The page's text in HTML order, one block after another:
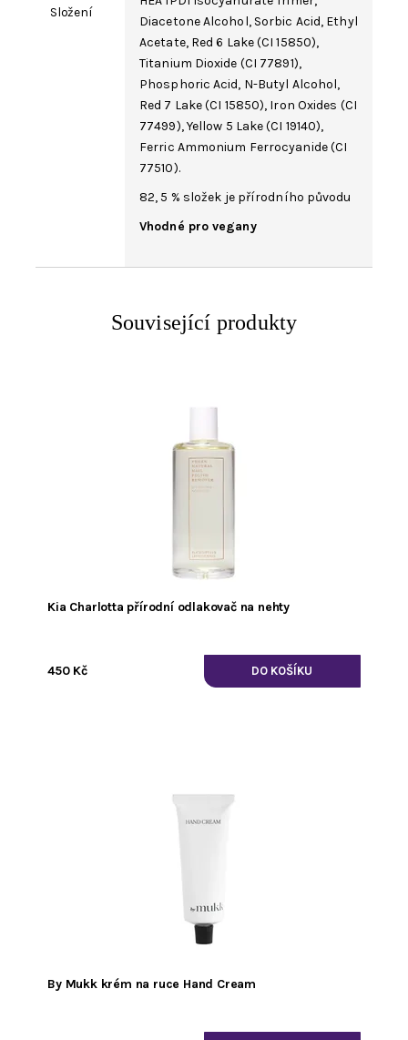
Složení
Diacetone Alcohol, Sorbic Acid, Ethyl
Acetate, Red 6 Lake(CI 15850),
Titanium Dioxide (CI 77891),
Phosphoric Acid, N-Butyl Alcohol,
Red 7 Lake(CI 15850), Iron Oxides (CI
77499),Yellow 5 Lake(CI 19140),
Ferric Ammonium Ferrocyanide(CI
77510).
82, 5 % složek je přírodního původu
Vhodné pro vegany
Související produkty
Kia Charlotta přírodní odlakovač na nehty
450 Kč
By Mukk krém na ruce Hand Cream